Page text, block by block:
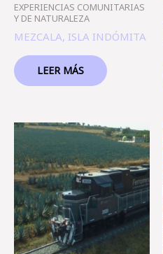
EXPERIENCIAS COMUNITARIAS
Y DE NATURALEZA
MEZCALA, ISLA INDÓMITA
LEER MÁS